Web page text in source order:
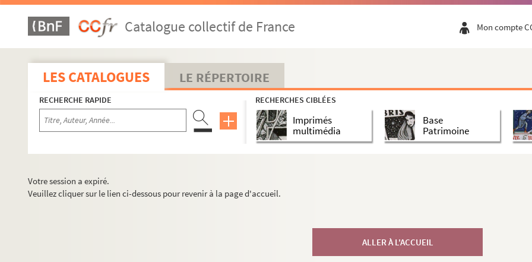
Catalogue collectif de France Mon compte
LES CATALOGUES LE RÉPERTOIRE
RECHERCHE RAPIDE RECHERCHES CIBLÉES
Imprimés
multimédia
Base
Patrimoine
Votre session a expiré.
Veuillez cliquer sur le lien ci-dessous pour revenir à la page d'accueil.
ALLER À L'ACCUEIL